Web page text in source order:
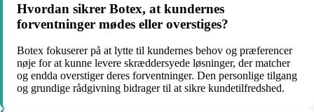
Hvordan sikrer Botex, at kundernes
forventninger mødes eller overstiges?
Botex fokuserer på at lytte til kundernes behov og præferencer
nøje for at kunne levere skræddersyede løsninger, der matcher
og endda overstiger deres forventninger. Den personlige tilgang
og grundige rådgivning bidrager til at sikre kundetilfredshed.